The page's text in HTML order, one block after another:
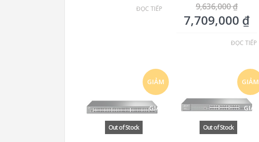
ĐỌC TIẾP 9,636,000₫
7,709,000 ₫
ĐỌC TIẾP
GIẢM
GIÁ!
GIẢM
GIÁ!